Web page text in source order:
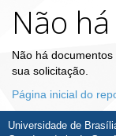
Não
Não há
sua solicitação.
Página inicial do
Universidade de